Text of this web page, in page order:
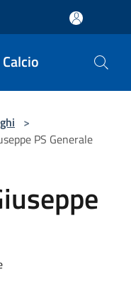
>
PS Generale